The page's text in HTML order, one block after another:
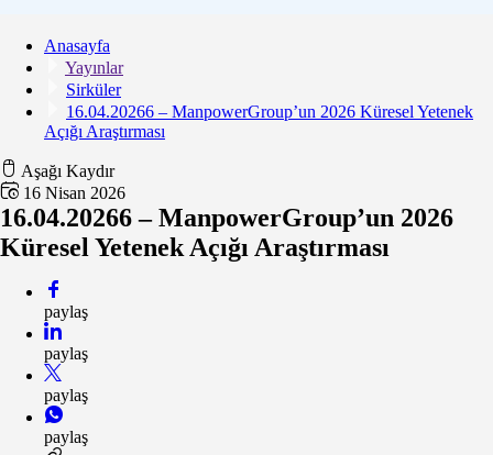
Anasayfa
Yayınlar
Sirküler
16.04.20266 – ManpowerGroup’un 2026 Küresel Yetenek
Açığı Araştırması
Aşağı Kaydır
16 Nisan 2026
16.04.20266 – ManpowerGroup’un 2026
Küresel Yetenek Açığı Araştırması
paylaş
paylaş
paylaş
paylaş